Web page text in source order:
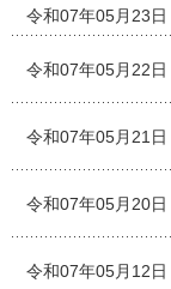
令和07年05月23日
令和07年05月22日
令和07年05月21日
令和07年05月20日
令和07年05月12日